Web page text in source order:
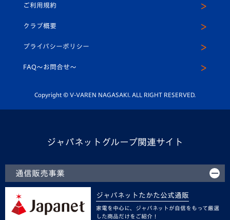
平和祈念活動
ホームタウン活動
スクール
ヴィヴィくんインスタグラム
公式LINE＠
ご利用規約
クラブ概要
プライバシーポリシー
FAQ〜お問合せ〜
Copyright © V-VAREN NAGASAKI. ALL RIGHT RESERVED.
ジャパネットグループ関連サイト
通信販売事業
ジャパネットたかた公式通販
家電を中心に、ジャパネットが自信をもって厳選
した商品だけをご紹介！